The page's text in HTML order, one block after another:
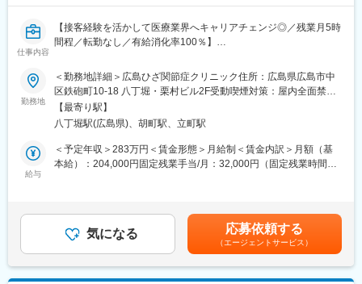
献することができます。
・「この薬すごく効き目があって良かったよ。」「こないだのリ
れてありがとう。」など、「ありがとう」という言葉が一番のや
りがいです。
変更の範囲：会社の定める業務
15：00 3件目に担当病院へ訪問
16：00 帰社・見積作成等
17：30 退勤
■組織構成（メディカル事業部）：
医と病院やエリア毎にチームを分け、チーム制（1チーム約3～10
名程度）でそれぞれのクライアントのニーズに応えております。
また、平均年齢も35歳程度で、メンバー同士協力し合い仕事を進
めることが出来る環境です。
入社日は就業規則・勤怠・会社全体の仕事の流れなど1日かけて入
社研修を行い、約半年から1年かけて配属部署にてOJT研修（座学
きる環境です。また、チーム制を採用しておりますので、社員教
育、緊急対応のフォロー等、社員が長期的に働けるよう体制を整
えております。さらに、オフィス内装も改築（岡山本社・広島支
店のみ）し、オープンなコミュニケーションが取りやすい職場環
境となっています。
仕事内容
【接客経験を活かして医療業界へキャリアチェンジ◎／残業月5時
間程／転勤なし／有給消化率100％】
【はじめに】
今回はコンシェルジュとして、患者様のカウンセリングやお問い
合わせ対応、付随する事務業務をお任せします。完全予約制のた
め、一人ひとりのゲストに寄り添った丁寧な対応が可能です。
【業務内容】
・ゲストカウンセリング対応：お悩みや不安のヒアリング、治療
・事務管理：日報作成、電子カルテのデータ管理、クリニック運
営のサポート。
ひざの痛みで歩くことを諦めていたゲストが、再び自分の足で旅
勤務地
＜勤務地詳細＞広島ひざ関節症クリニック住所：広島県広島市中
区鉄砲町10-18 八丁堀・栗村ビル2F受動喫煙対策：屋内全面禁煙
変更の範囲：会社の定める事業所
【最寄り駅】
八丁堀駅(広島県)、胡町駅、立町駅
給与
＜予定年収＞283万円＜賃金形態＞月給制＜賃金内訳＞月額（基
本給）：204,000円固定残業手当/月：32,000円（固定残業時間20
有■賞与：年2回（6月・12月）■インセンティブ：実績に応じて支
給あり※賞与・インセンティブの金額は開示しておりません。賃金
はあくまでも目安の金額であり、選考を通じて上下する可能性が
あります。月給(月額)は固定手当を含めた表記です。
気になる 応募依頼する
（エージェントサービス）